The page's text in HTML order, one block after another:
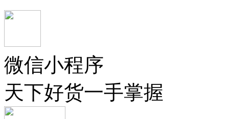
微信小程序
天下好货一手掌握